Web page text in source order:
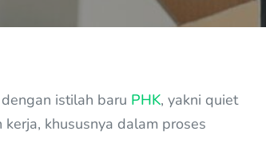
istilah baru PHK, yakni quiet
khususnya dalam proses